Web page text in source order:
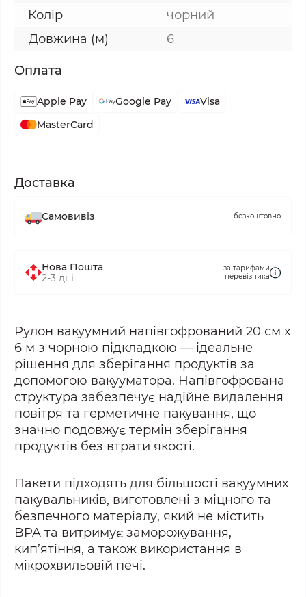
Колір
чорний
Довжина (м)
6
Оплата
Apple Pay Google Pay
Visa
MasterCard
Доставка
Самовивіз безкоштовно
Нова Пошта
2-3 дні
за тарифами
перевізника
Рулон вакуумний напівгофрований 20 см х
6 м з чорною підкладкою — ідеальне
рішення для зберігання продуктів за
допомогою вакууматора. Напівгофрована
структура забезпечує надійне видалення
повітря та герметичне пакування, що
значно подовжує термін зберігання
продуктів без втрати якості.
Пакети підходять для більшості вакуумних
пакувальників, виготовлені з міцного та
безпечного матеріалу, який не містить
BPA та витримує заморожування,
кип’ятіння, а також використання в
мікрохвильовій печі.